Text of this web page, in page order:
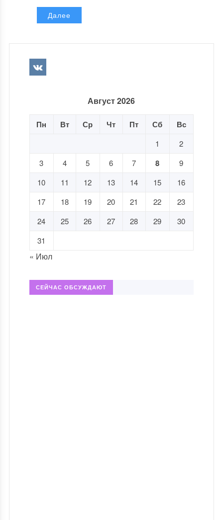
Далее
Август 2026
Пн Вт Ср Чт Пт Сб Вс
1
2
3
4 5 6 7 8
9
10
11 12 13 14 15
16
17
18 19 20 21 22
23
24
25 26 27 28 29
30
31
« Июл
СЕЙЧАС ОБСУЖДАЮТ